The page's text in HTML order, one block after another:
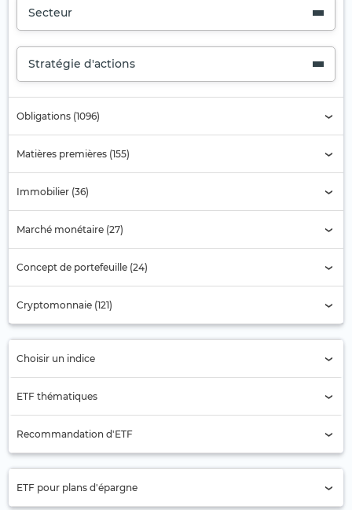
Secteur
Stratégie d'actions
Obligations (1096)
Matières premières (155)
Immobilier (36)
Marché monétaire (27)
Concept de portefeuille (24)
Cryptomonnaie (121)
Choisir un indice
Sélection de l'indice
ETF thématiques
Aérospatiale
Alimentation et Boissons
Recommandation d'ETF
Actions Asie-Pacifique (ex Japon)
ETF pour plans d'épargne